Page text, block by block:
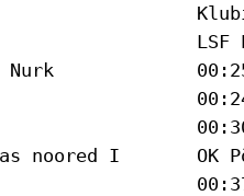
Klubi
LSF PT
Nurk
noored I       OK